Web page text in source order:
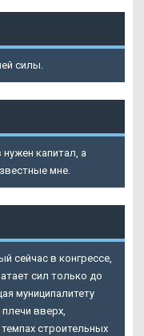
силы.
капитал, а
мне.
сейчас в конгрессе,
сил только до
муниципалитету
вверх,
строительных